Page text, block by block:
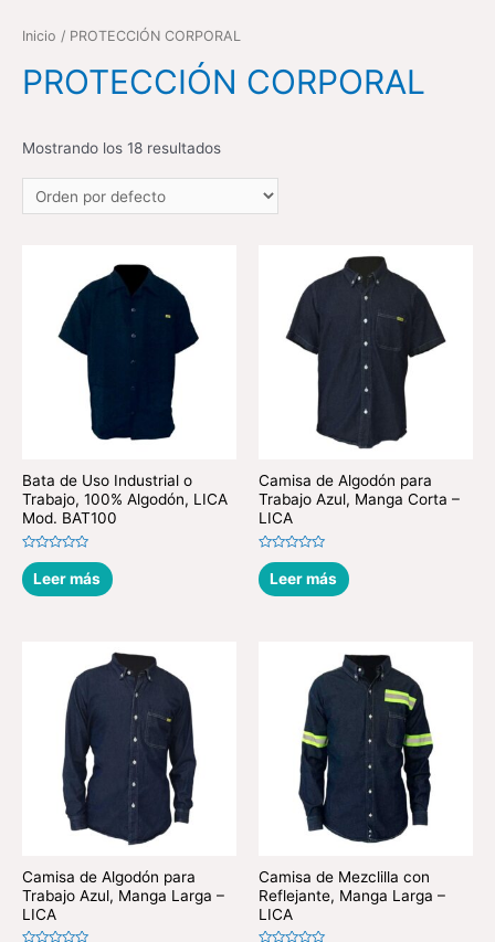
Inicio / PROTECCIÓN CORPORAL
PROTECCIÓN CORPORAL
Mostrando los 18 resultados
Bata de Uso Industrial o
Trabajo, 100% Algodón, LICA
Mod. BAT100
Valorado
en
0
de
Leer más
Camisa de Algodón para
Trabajo Azul, Manga Corta –
LICA
Valorado
en
0
de
Leer más
Camisa de Algodón para
Trabajo Azul, Manga Larga –
LICA
Camisa de Mezclilla con
Reflejante, Manga Larga –
LICA